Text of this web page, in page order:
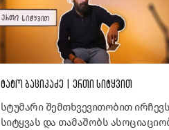
ᲢᲐᲢᲝ ᲑᲐᲪᲘᲙᲐᲫᲔ | ᲔᲠᲗᲘ ᲡᲘᲢᲧᲕᲘᲗ
სტუმარი შემთხვევითობით
სიტყვას და თამაშობს